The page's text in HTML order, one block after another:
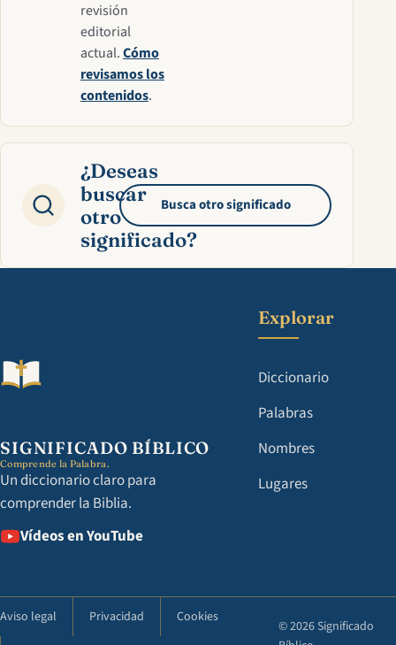
revisión
editorial
actual.Cómo
revisamos los
contenidos.
¿Deseas
buscar
otro
significado?
Busca otro significado
SIGNIFICADO BÍBLICO
Comprende la Palabra.
Un diccionario claro para
comprender la Biblia.
Vídeos en YouTube
Explorar
Diccionario
Palabras
Nombres
Lugares
Aviso legal Privacidad Cookies
© 2026 Significado